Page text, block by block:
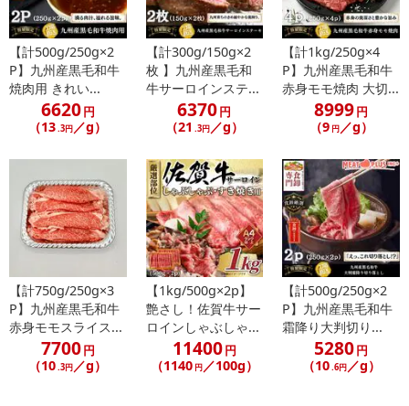
・アレルギー表示：牛肉
注意事項
【賞味・消費期限のある商品について】
商品到着時点でのお日持ち期間は、配送日数などにより異なります
【キャンセルについて】
※お申込み後のキャンセルはお受けできません。
記載されている内容を必ずご確認いただき、お届けする商品セット
にご納得いただきましたうえでお申し込みください。
※パッケージ変更や商品リニューアル（成分など含む）等により、
参考の掲載画像や画像内のバーコードなど、お届け商品と多少異な
る場合がございます。
また、[新たな加工食品の原料原産地表示制度]の経過措置期間の終
了により、商品詳細内に記載の原産国・原材料の表記が旧表記の場
合がございます。
【計500g/250g×2
P】九州産黒毛和牛
焼肉用 きれい...
6620円
（13.3円／g）
【計300g/150g×2
枚 】九州産黒毛和
牛サーロインステ...
6370円
（21 .3円／g）
【計1kg/250g×4
P】九州産黒毛和牛
赤身モモ焼肉 大切...
8999円
（9 円／g）
【計750g/250g×3
P】九州産黒毛和牛
赤身モモスライス...
7700円
（10 .3円 ／g）
【1kg/500g×2p】
艶さし！佐賀牛サー
ロインしゃぶしゃ...
11400円
（1140 円／100g）
【計500g/250g×2
P】九州産黒毛和牛
霜降り大判切り...
5280円
（10 .6円／g）